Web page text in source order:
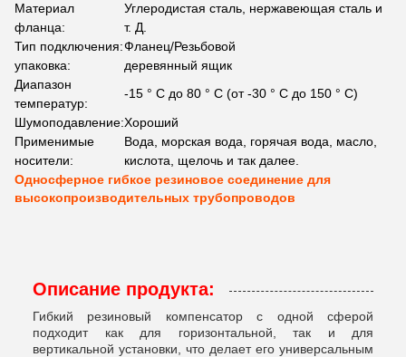
Материал
фланца:
Углеродистая сталь, нержавеющая сталь и
т. Д.
Тип подключения:Фланец/Резьбовой
упаковка:
деревянный ящик
Диапазон
температур:
-15 ° С до 80 ° С (от -30 ° С до 150 ° С)
Шумоподавление:Хороший
Применимые
носители:
Вода, морская вода, горячая вода, масло,
кислота, щелочь и так далее.
Односферное гибкое резиновое соединение для
высокопроизводительных трубопроводов
Описание продукта:
Гибкий резиновый компенсатор с одной сферой
подходит как для горизонтальной, так и для
вертикальной установки, что делает его универсальным